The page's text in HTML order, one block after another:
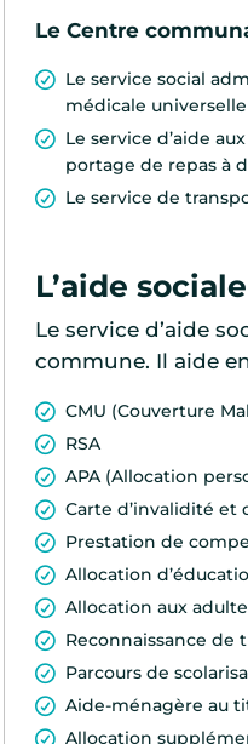
Le Centre
Le service social
médicale universelle
Le service d’aide
portage de repas à
Le service de
L’aide
Le service d’aide
commune. Il aide
CMU (Couverture
RSA
APA (Allocation
Carte d’invalidité
Prestation de
Allocation
Allocation aux
Reconnaissance de
Parcours de
Aide-ménagère au
Allocation